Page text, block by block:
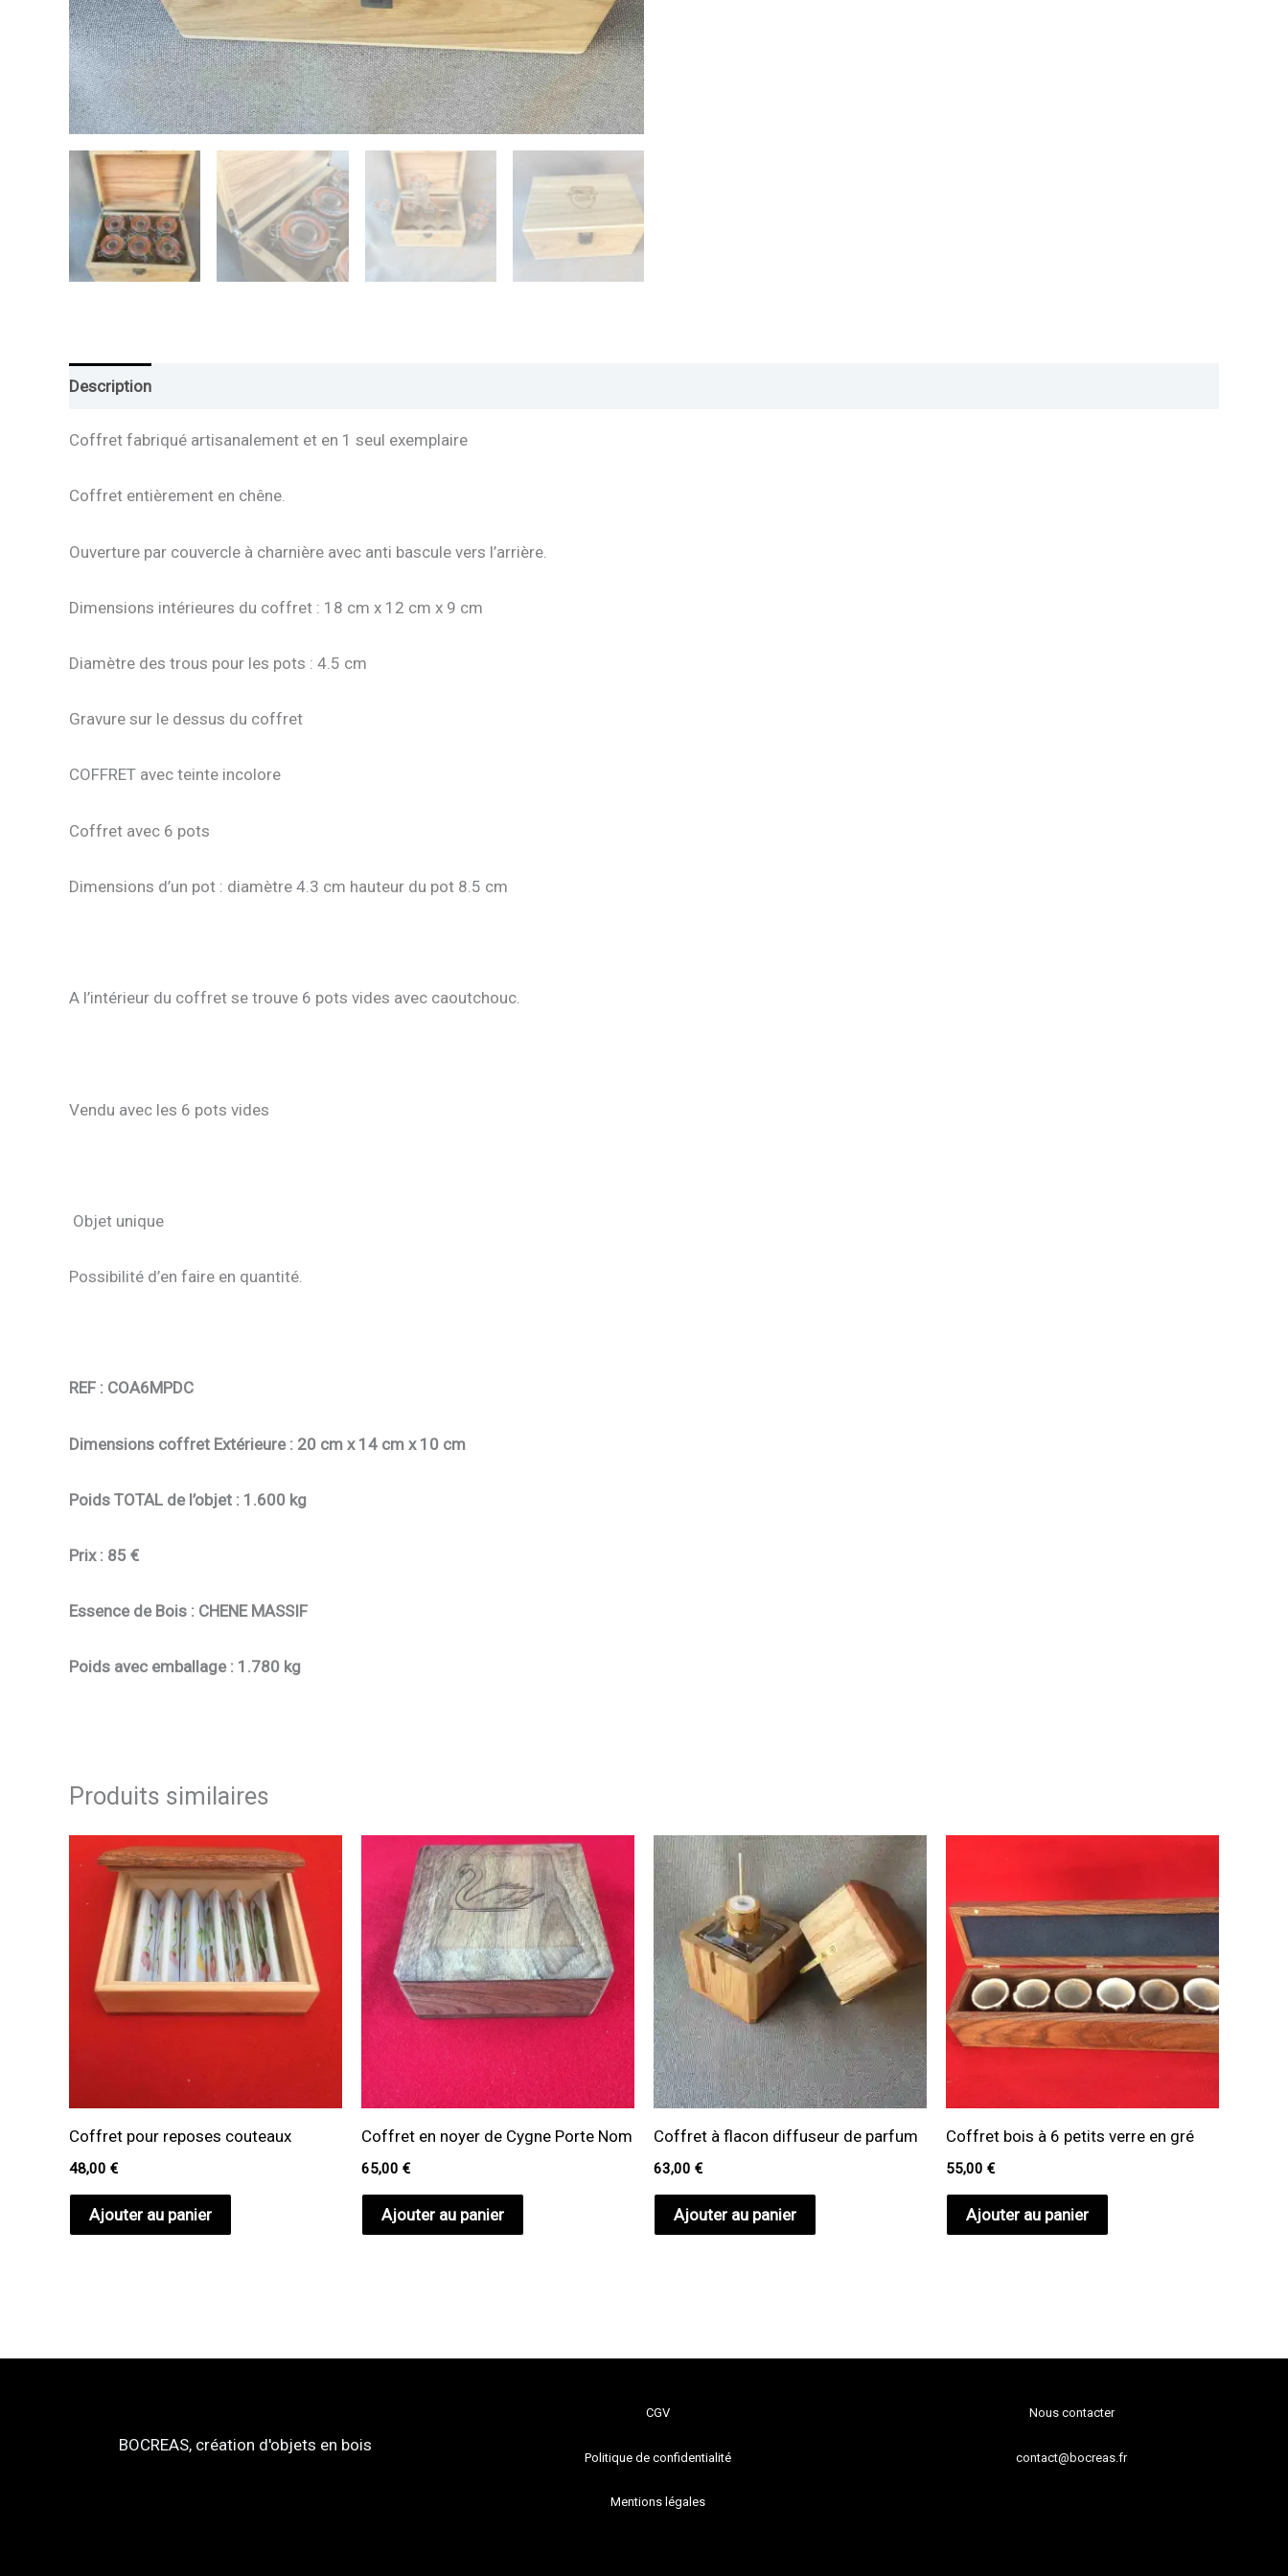
Description
Coffret fabriqué artisanalement et en 1 seul exemplaire
Coffret entièrement en chêne.
Ouverture par couvercle à charnière avec anti bascule vers l’arrière.
Dimensions intérieures du coffret : 18 cm x 12 cm x 9 cm
Diamètre des trous pour les pots : 4.5 cm
Gravure sur le dessus du coffret
COFFRET avec teinte incolore
Coffret avec 6 pots
Dimensions d’un pot : diamètre 4.3 cm hauteur du pot 8.5 cm
A l’intérieur du coffret se trouve 6 pots vides avec caoutchouc.
Vendu avec les 6 pots vides
Objet unique
Possibilité d’en faire en quantité.
REF : COA6MPDC
Dimensions coffret Extérieure : 20 cm x 14 cm x 10 cm
Poids TOTAL de l’objet : 1.600 kg
Prix : 85 €
Essence de Bois : CHENE MASSIF
Poids avec emballage : 1.780 kg
Produits similaires
Coffret pour reposes couteaux
48,00 €
Ajouter au panier
Coffret en noyer de Cygne Porte Nom
65,00 €
Ajouter au panier
Coffret à flacon diffuseur de parfum
63,00 €
Ajouter au panier
Coffret bois à 6 petits verre en gré
55,00 €
Ajouter au panier
BOCREAS, création d'objets en bois
CGV
Politique de confidentialité
Mentions légales
Nous contacter
contact@bocreas.fr